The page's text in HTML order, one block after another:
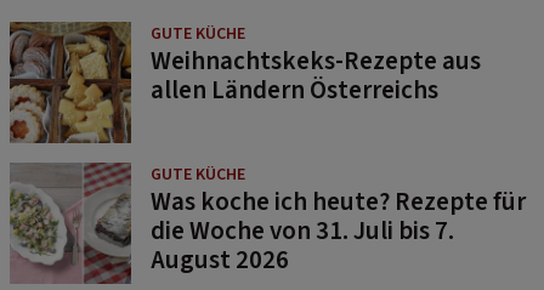
GUTE KÜCHE
Weihnachtskeks-Rezepte aus
allen Ländern Österreichs
GUTE KÜCHE
Was koche ich heute? Rezepte für
die Woche von 31. Juli bis 7.
August 2026